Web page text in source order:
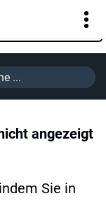
angezeigt
Sie in